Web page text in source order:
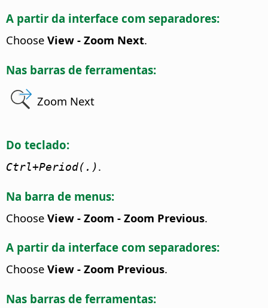
A partir da interface com separadores:
Choose View - Zoom Next.
Nas barras de ferramentas:
Zoom Next
Do teclado:
Ctrl+Period(.).
Na barra de menus:
Choose View - Zoom - Zoom Previous.
A partir da interface com separadores:
Choose View - Zoom Previous.
Nas barras de ferramentas: